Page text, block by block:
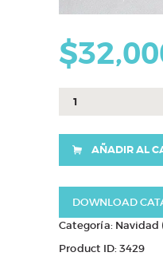
$
minimasmelos
AÑADIR AL
DOWNLOAD
Categoría: Navidad
Product ID:3429